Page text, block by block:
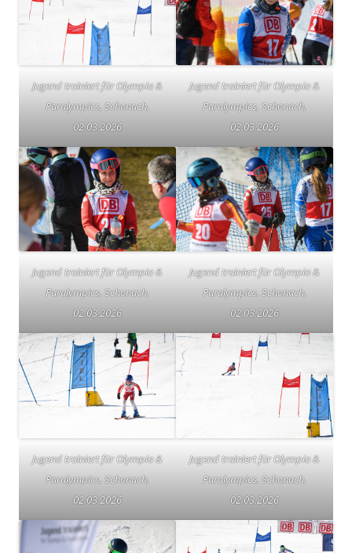
Jugend trainiert für Olympia &
Paralympics, Schonach,
02.03.2026
Jugend trainiert für Olympia &
Paralympics, Schonach,
02.03.2026
Jugend trainiert für Olympia &
Paralympics, Schonach,
02.03.2026
Jugend trainiert für Olympia &
Paralympics, Schonach,
02.03.2026
Jugend trainiert für Olympia &
Paralympics, Schonach,
02.03.2026
Jugend trainiert für Olympia &
Paralympics, Schonach,
02.03.2026